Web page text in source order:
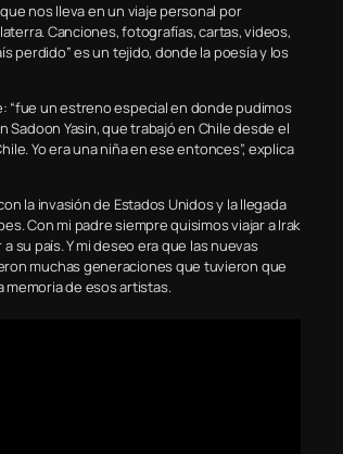
nos lleva en un viaje personal por
Canciones, fotografías, cartas, videos,
perdido” es un tejido, donde la poesía y los
“fue un estreno especial en donde pudimos
Yasin, que trabajó en Chile desde el
Yo era una niña en ese entonces”, explica
la invasión de Estados Unidos y la llegada
Con mi padre siempre quisimos viajar a Irak
su país. Y mi deseo era que las nuevas
muchas generaciones que tuvieron que
de esos artistas.